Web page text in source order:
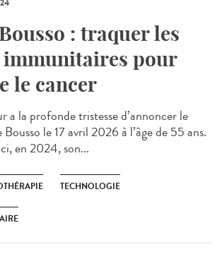
: traquer les
immunitaires pour
le cancer
a la profonde tristesse d’annoncer le
le 17 avril 2026 à l’âge de 55 ans.
en 2024, son...
TECHNOLOGIE